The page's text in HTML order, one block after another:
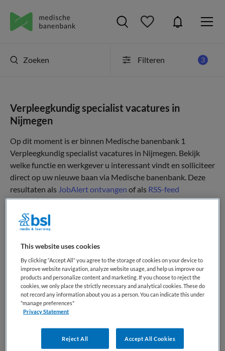
Zoeken Filteren 3
Verpleegkundig specialist vacatures in
Nijmegen
Op dit moment is er binnen Medische banenbank 1
Verpleegkundig specialist vacatures in Nijmegen. Bekijk
welke functie en werkgever u interessant vindt en solliciteer
direct op uw nieuwe baan via Medische banenbank. Deze
resultaten als JobAlert ontvangen of als RSS-feed
selecteren.
JobAlert instellen
1 vacature gevonden
Verpleegkundig specialist
ADHDcentraal,Nijmegen
This website uses cookies
By clicking “Accept All” you agree to the storage of cookies on your device to
improve website navigation, analyze website usage, and help us improve our
products and personalize content and marketing. If you choose to reject the
cookies, we only place the strictly necessary and analytical cookies. These do
not record any information about you as a person. You can indicate this under
"manage preferences"
Privacy Statement
Reject All Accept All Cookies